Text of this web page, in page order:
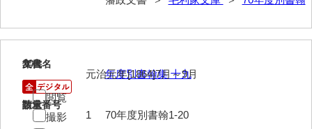
20
文書名
年度別書翰集 十九
請求番号
70年度別書翰1-20
年代
元治元年[1864]7月～9月
数量
1
閲覧
撮影